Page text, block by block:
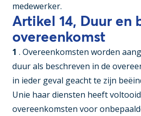
medewerker.
Artikel 14, Duur en
overeenkomst
1 . Overeenkomsten worden
duur als beschreven in de
in ieder geval geacht te zijn
Unie haar diensten heeft
overeenkomsten voor